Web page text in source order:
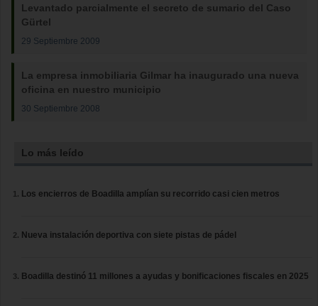
Levantado parcialmente el secreto de sumario del Caso
Gürtel
29 Septiembre 2009
La empresa inmobiliaria Gilmar ha inaugurado una nueva
oficina en nuestro municipio
30 Septiembre 2008
Lo más leído
Los encierros de Boadilla amplían su recorrido casi cien metros
Nueva instalación deportiva con siete pistas de pádel
Boadilla destinó 11 millones a ayudas y bonificaciones fiscales en 2025